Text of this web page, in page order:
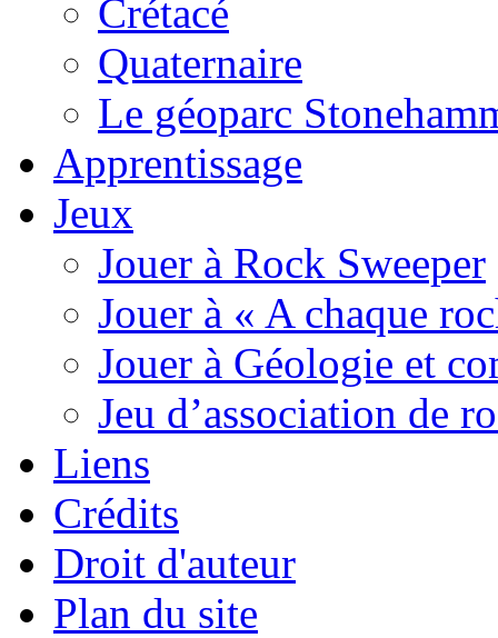
Crétacé
Quaternaire
Le géoparc
Apprentissage
Jeux
Jouer à Rock Sweeper
Jouer à « A chaque
Jouer à Géologie et
Jeu d’association de
Liens
Crédits
Droit d'auteur
Plan du site